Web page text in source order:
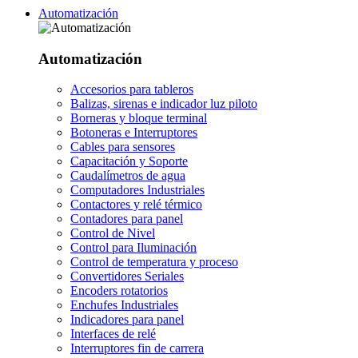
Automatización
Automatización
Accesorios para tableros
Balizas, sirenas e indicador luz piloto
Borneras y bloque terminal
Botoneras e Interruptores
Cables para sensores
Capacitación y Soporte
Caudalímetros de agua
Computadores Industriales
Contactores y relé térmico
Contadores para panel
Control de Nivel
Control para Iluminación
Control de temperatura y proceso
Convertidores Seriales
Encoders rotatorios
Enchufes Industriales
Indicadores para panel
Interfaces de relé
Interruptores fin de carrera